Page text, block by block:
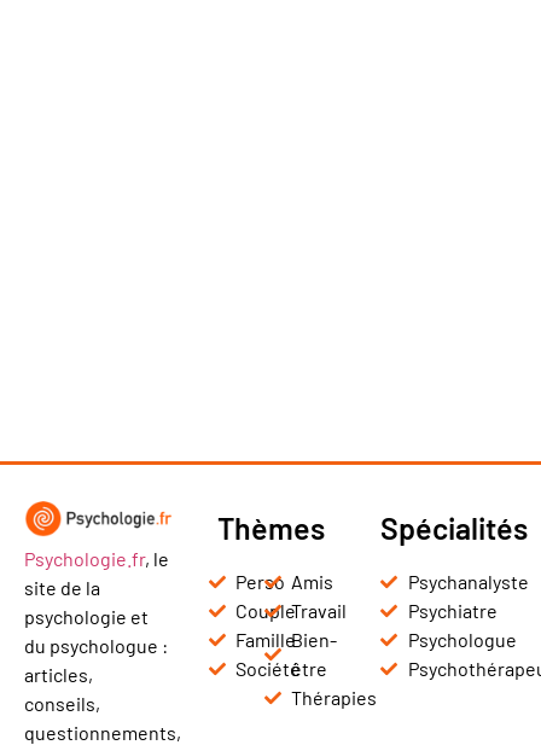
Psychologie.fr, le
site de la
psychologie et
du psychologue :
articles,
conseils,
questionnements,
Thèmes
Perso
Couple
Famille
Société
Amis
Travail
Bien-
être
Thérapies
Spécialités
Psychanalyste
Psychiatre
Psychologue